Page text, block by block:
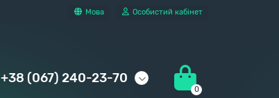
Мова Особистий кабінет
+38 (067) 240-23-70
0